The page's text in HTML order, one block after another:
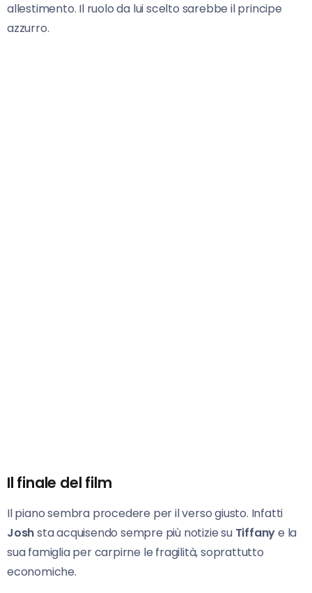
allestimento. Il ruolo da lui scelto sarebbe il principe
azzurro.
Il finale del film
Il piano sembra procedere per il verso giusto. Infatti
Joshsta acquisendo sempre più notizie su Tiffanye la
sua famiglia per carpirne le fragilità, soprattutto
economiche.